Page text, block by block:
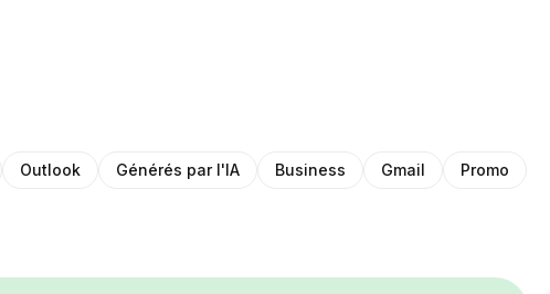
Outlook Générés par l'IA Business Gmail Promo